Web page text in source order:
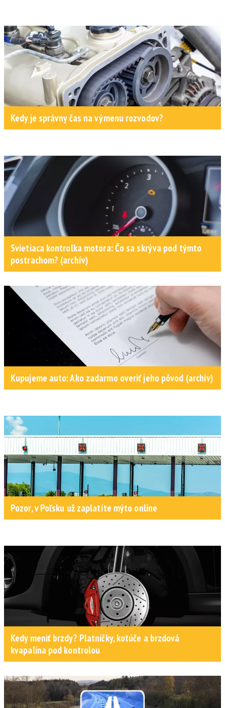
Kedy je správny čas na výmenu rozvodov?
Svietiaca kontrolka motora: Čo sa skrýva pod týmto
postrachom? (archív)
Kupujeme auto: Ako zadarmo overiť jeho pôvod (archív)
Pozor, v Poľsku už zaplatíte mýto online
Kedy meniť brzdy? Platničky, kotúče a brzdová
kvapalina pod kontrolou